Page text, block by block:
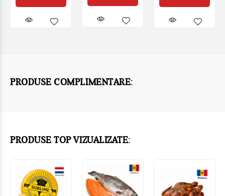
PRODUSE COMPLIMENTARE:
PRODUSE TOP VIZUALIZATE: